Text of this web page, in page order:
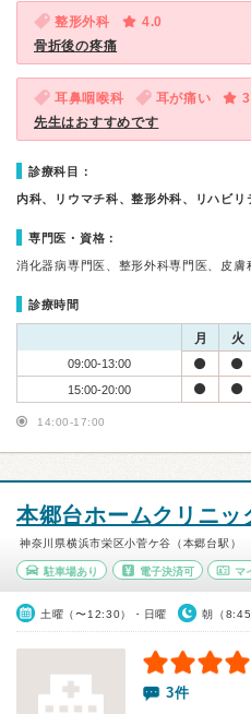
整形外科
4.0
骨折後の疼痛
耳鼻咽喉科 耳が痛い
先生はおすすめです
診療科目：
内科、リウマチ科、整形外科、リハビ
専門医・資格：
消化器病専門医、整形外科専門医、皮
診療時間
月 火
09:00-13:00
15:00-20:00
14:00-17:00
本郷台ホームクリニッ
神奈川県横浜市栄区小菅ケ谷（本郷台駅）
駐車場あり 電子決済可 マ
土曜（〜12:30）・日曜 朝（8:45
3件